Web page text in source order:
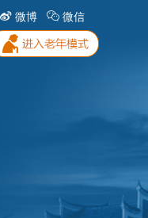
微博 微信